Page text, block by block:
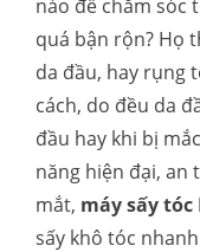
nào để chăm sóc
quá bận rộn? Họ
da đầu, hay rụng
cách, do đều da
đầu hay khi bị
năng hiện đại, an
mắt, máy sấy tóc
sấy khô tóc